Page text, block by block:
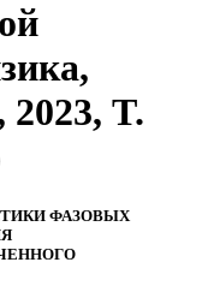
2023, T.
ФАЗОВЫХ